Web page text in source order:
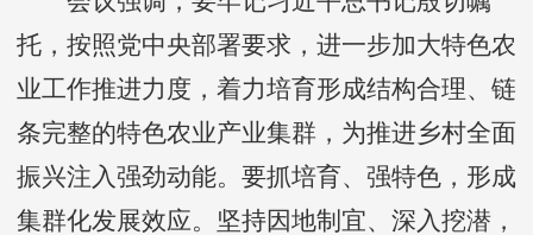
托，按照党中央部署要求，进一步加大特色农
业工作推进力度，着力培育形成结构合理、链
条完整的特色农业产业集群，为推进乡村全面
振兴注入强劲动能。要抓培育、强特色，形成
集群化发展效应。坚持因地制宜、深入挖潜，